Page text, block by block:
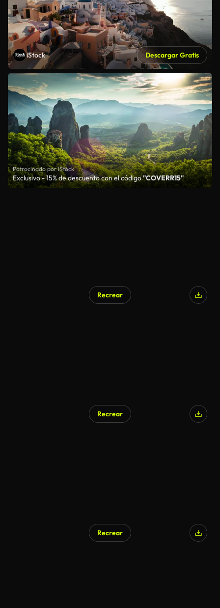
iStock Descargar Gratis
Patrocinado por iStock
Exclusivo - 15% de descuento con el código"COVERR15"
Recrear
Recrear
Recrear